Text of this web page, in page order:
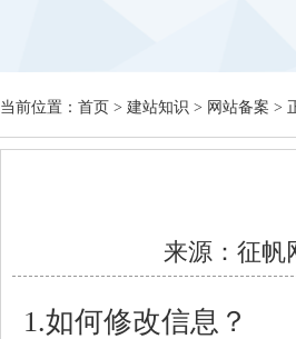
当前位置： 首页 > 建站知识 > 网站备案 >
来源： 征帆
1.如何修改信息？